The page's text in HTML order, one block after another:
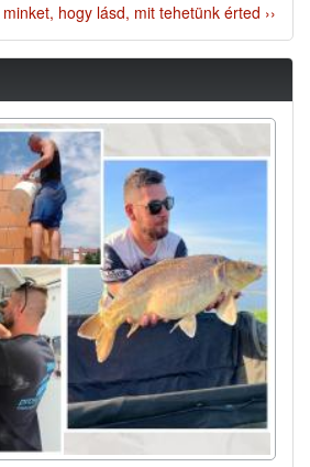
hogy lásd, mit tehetünk érted ››